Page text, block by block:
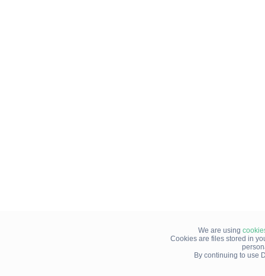
We are using
Cookies are files stored in
By continuing to use